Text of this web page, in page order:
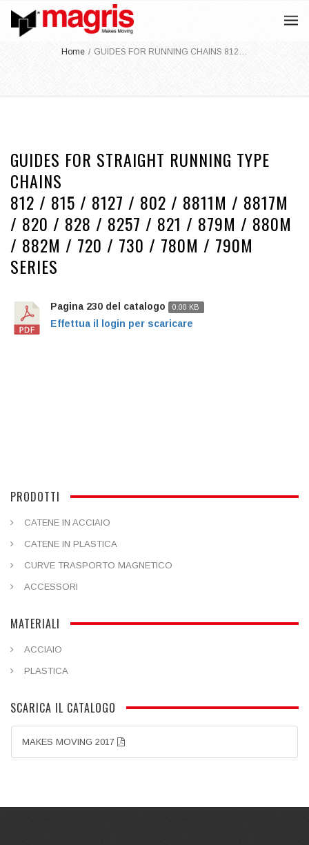
Home / GUIDES FOR RUNNING CHAINS 812…
GUIDES FOR STRAIGHT RUNNING TYPE
CHAINS
812 / 815 / 8127 / 802 / 8811M / 8817M
/ 820 / 828 / 8257 / 821 / 879M / 880M
/ 882M / 720 / 730 / 780M / 790M
SERIES
Pagina 230 del catalogo 0.00 KB
Effettua il login per scaricare
PRODOTTI
CATENE IN ACCIAIO
CATENE IN PLASTICA
CURVE TRASPORTO MAGNETICO
ACCESSORI
MATERIALI
ACCIAIO
PLASTICA
SCARICA IL CATALOGO
MAKES MOVING 2017